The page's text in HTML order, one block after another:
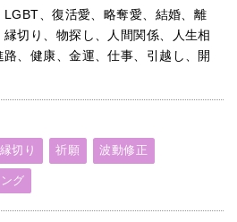
、復活愛、略奪愛、結婚、離
切り、物探し、人間関係、人生相
、健康、金運、仕事、引越し、開
縁切り 祈願 波動修正
グ